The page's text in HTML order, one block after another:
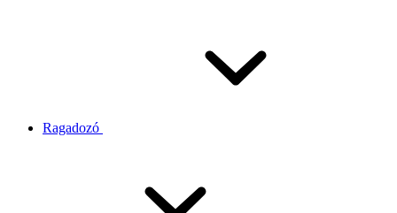
Ragadozó